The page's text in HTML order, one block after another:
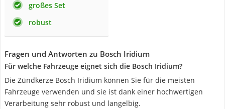
großes Set
robust
Fragen und Antworten zu Bosch Iridium
Für welche Fahrzeuge eignet sich die Bosch Iridium?
Die Zündkerze Bosch Iridium können Sie für die meisten
Fahrzeuge verwenden und sie ist dank einer hochwertigen
Verarbeitung sehr robust und langelbig.